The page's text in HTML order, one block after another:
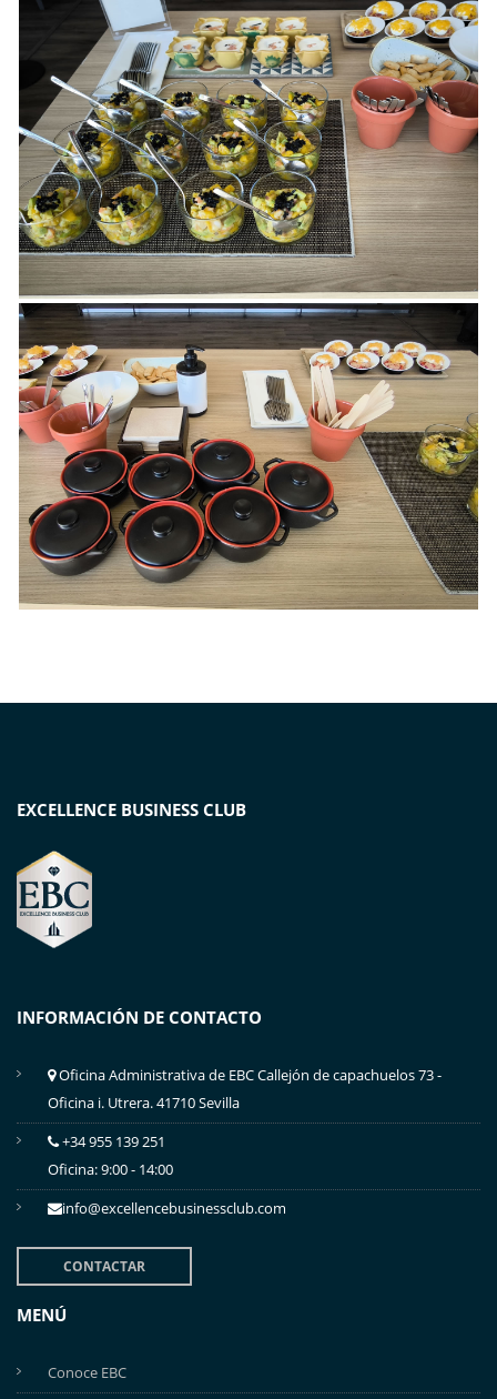
EXCELLENCE BUSINESS CLUB
INFORMACIÓN DE CONTACTO
Oficina Administrativa de EBC Callejón de capachuelos 73 -
Oficina i. Utrera. 41710 Sevilla
+34 955 139 251
Oficina: 9:00 - 14:00
info@excellencebusinessclub.com
CONTACTAR
MENÚ
Conoce EBC